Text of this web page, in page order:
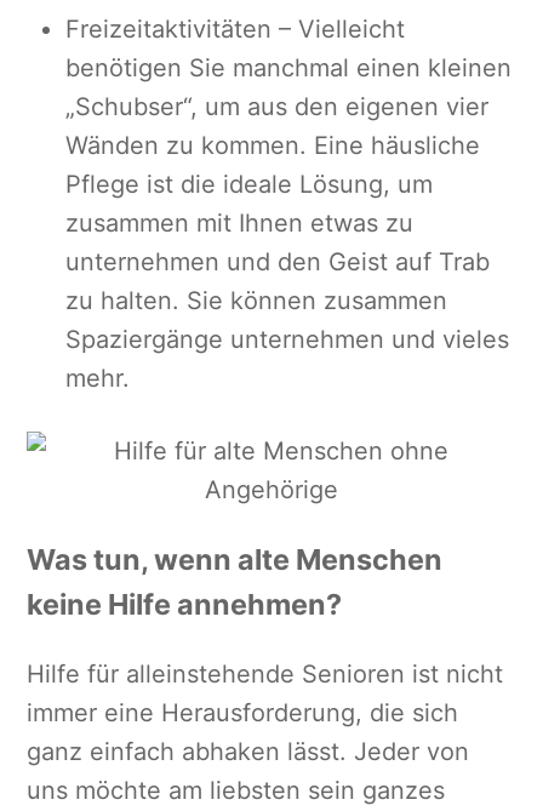
Freizeitaktivitäten – Vielleicht
benötigen Sie manchmal einen kleinen
„Schubser“, um aus den eigenen vier
Wänden zu kommen. Eine häusliche
Pflege ist die ideale Lösung, um
zusammen mit Ihnen etwas zu
unternehmen und den Geist auf Trab
zu halten. Sie können zusammen
Spaziergänge unternehmen und vieles
mehr.
Was tun, wenn alte Menschen
keine Hilfe annehmen?
Hilfe für alleinstehende Senioren ist nicht
immer eine Herausforderung, die sich
ganz einfach abhaken lässt. Jeder von
uns möchte am liebsten sein ganzes